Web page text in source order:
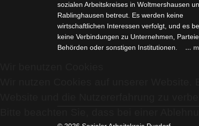
sozialen Arbeitskreises in Woltmershausen
Rablinghausen betreut. Es werden keine
wirtschaftlichen Interessen verfolgt, und es
keine Verbindungen zu Unternehmen,
Behörden oder sonstigen Institutionen. ...